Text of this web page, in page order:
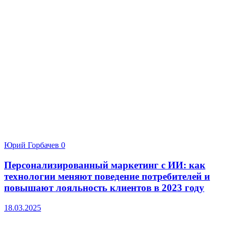
Юрий Горбачев 0
Персонализированный маркетинг с ИИ: как
технологии меняют поведение потребителей и
повышают лояльность клиентов в 2023 году
18.03.2025